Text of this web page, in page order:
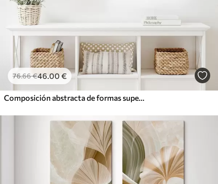
76.66€46.00 €
Composición abstracta de formas superpuestas similares a pétalos, con líneas delicadas y fluidas